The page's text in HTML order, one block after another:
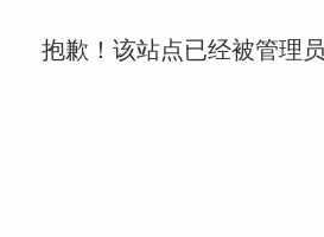
抱歉！该站点已经被管理